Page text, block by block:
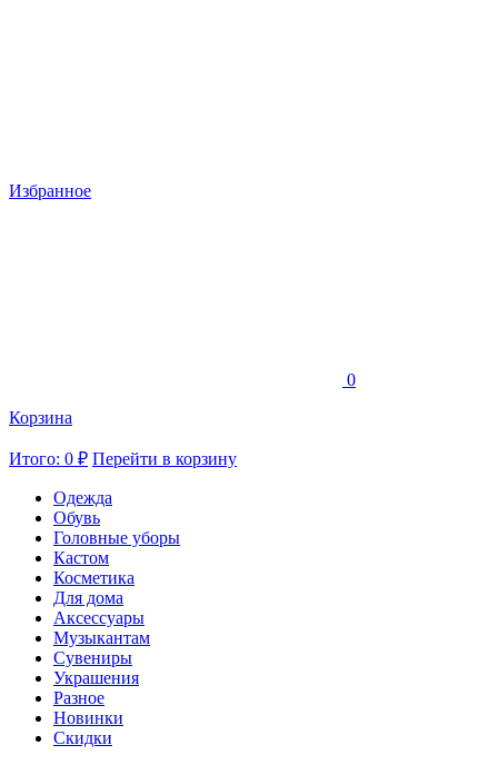
Избранное
0
Корзина
Итого: 0 ₽ Перейти в корзину
Одежда
Обувь
Головные уборы
Кастом
Косметика
Для дома
Аксессуары
Музыкантам
Сувениры
Украшения
Разное
Новинки
Скидки